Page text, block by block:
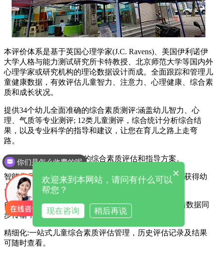
本评价体系是基于英国心理学家(J.C. Ravens)、美国伊利诺伊
大学人格与能力测试研究所卡特教授、北京师范大学等国内外
心理学家或研究机构的理论数据设计而成。全面跟踪和管理儿
童健康数据，有效评估儿童智力、注意力、心理健康、综合素
质和成长状况。
提供34个幼儿全面准确的综合素质测评:涵盖幼儿智力、心
理、气质等专业测评; 12类儿童测评，综合统计分析综合结
果，以及专业科学的指导和建议，让您在育儿之路上走弯
路。
专业化:为儿童提供专业的综合素质评估和指导方案。
智能化:可通过在线问答方式完成评估，提交成功后可获得幼
儿综合素质信息。
自动化:可以随时随地进行测量，支持电脑/手机无差错数据同
步传输，自动管理、筛选和预警。
精细化:一站式儿童综合素质评估管理，历史评估记录及结果
可随时查看。
你们是怎么收费的呢
×
欢迎来到本网站，请问有什么可以
帮您？
现在咨询 稍后再说